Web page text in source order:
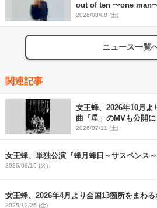
out of ten 〜one man
2026/08/08 (土)
ニュース一覧
関連記事
女王蜂、2026年10月
曲「星」のMVも公開に
2026/07/11 (土)
女王蜂、単独公演『蜂月蜂日～サスペンス
2026/06/16 (火)
女王蜂、2026年4月より全国13箇所をまわ
2025/12/26 (金)